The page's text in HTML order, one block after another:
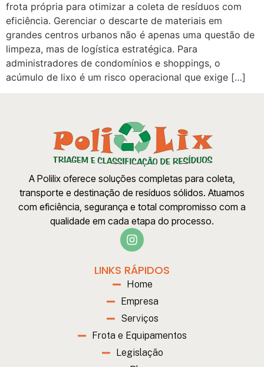
frota própria para otimizar a coleta de resíduos com
eficiência. Gerenciar o descarte de materiais em
grandes centros urbanos não é apenas uma questão de
limpeza, mas de logística estratégica. Para
administradores de condomínios e shoppings, o
acúmulo de lixo é um risco operacional que exige […]
A Polilix oferece soluções completas para coleta,
transporte e destinação de resíduos sólidos. Atuamos
com eficiência, segurança e total compromisso com a
qualidade em cada etapa do processo.
LINKS RÁPIDOS
Home
Empresa
Serviços
Frota e Equipamentos
Legislação